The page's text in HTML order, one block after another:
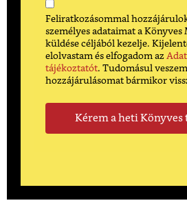
Feliratkozásommal
személyes adataimat a
küldése céljából kezelje.
elolvastam és elfogadom az
tájékoztatót. Tudomásul
hozzájárulásomat bármikor